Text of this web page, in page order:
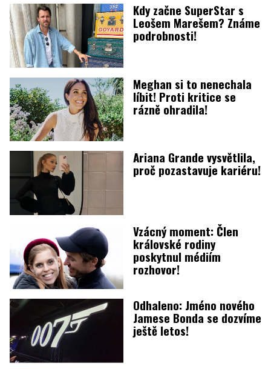
Kdy začne SuperStar s
Leošem Marešem? Známe
podrobnosti!
Meghan si to nenechala
líbit! Proti kritice se
rázně ohradila!
Ariana Grande vysvětlila,
proč pozastavuje kariéru!
Vzácný moment: Člen
královské rodiny
poskytnul médiím
rozhovor!
Odhaleno: Jméno nového
Jamese Bonda se dozvíme
ještě letos!